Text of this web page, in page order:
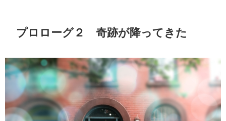
プロローグ２ 奇跡が降ってきた